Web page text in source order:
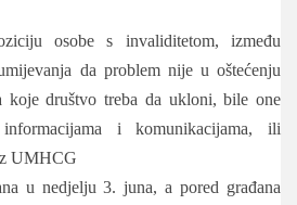
osobe s invaliditetom, između
da problem nije u oštećenju
koje društvo treba da ukloni, bile one
i komunikacijama, ili
UMHCG
u nedjelju 3. juna, a pored građana